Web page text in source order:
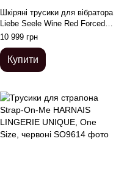
Шкіряні трусики для вібратора
Liebe Seele Wine Red Forced
Orgasm Strop, повністю
регульовані
10 999 грн
Купити